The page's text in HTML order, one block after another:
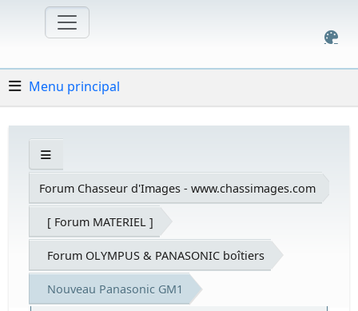
Menu principal
Forum Chasseur d'Images - www.chassimages.com
[ Forum MATERIEL ]
Forum OLYMPUS & PANASONIC boîtiers
Nouveau Panasonic GM1